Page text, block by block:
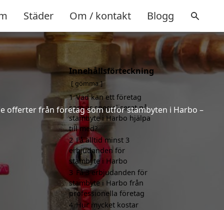
Städer Om / kontakt Blogg
offerter från företag som utför stambyten i Harbo –
Innehållsförteckning
gömma
1 Vad kan ett företag
som är specialiserat på
stambyte i Harbo hjälpa
till med?
2 Få alltid minst 3
erbjudanden för
stambyte i Harbo
3 Få 3 erbjudanden för
stambyte i Harbo från
professionella företag
4 Hur mycket kostar